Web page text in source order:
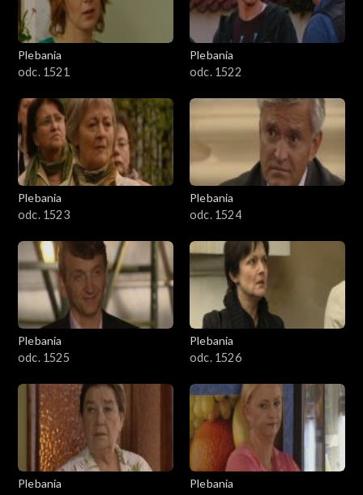
Plebania
odc. 1521
Plebania
odc. 1522
Plebania
odc. 1523
Plebania
odc. 1524
Plebania
odc. 1525
Plebania
odc. 1526
Plebania
Plebania